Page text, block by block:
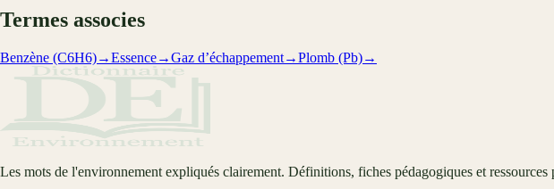
Termes associes
Benzène (C6H6)→Essence→Gaz d’échappement→Plomb (Pb)→
Les mots de l'environnement expliqués clairement. Définitions, fiches pédagogiques et